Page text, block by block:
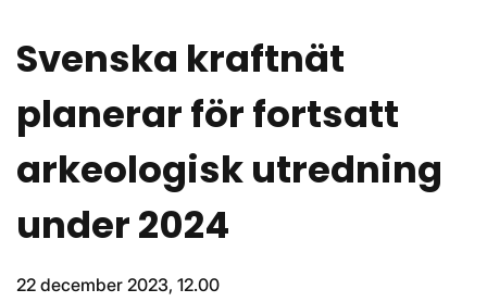
Svenska kraftnät
planerar för fortsatt
arkeologisk utredning
under 2024
22 december 2023, 12.00